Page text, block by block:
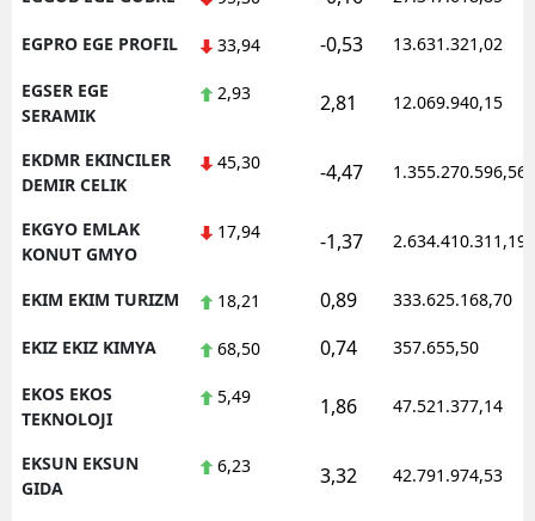
EGPRO EGE PROFIL 33,94 -0,53 13.631.321,02
EGSER EGE
SERAMIK
2,93 2,81 12.069.940,15
EKDMR EKINCILER
DEMIR CELIK
45,30 -4,47 1.355.270.596,56
EKGYO EMLAK
KONUT GMYO
17,94 -1,37 2.634.410.311,19
EKIM EKIM TURIZM 18,21 0,89 333.625.168,70
EKIZ EKIZ KIMYA 68,50 0,74 357.655,50
EKOS EKOS
TEKNOLOJI
5,49 1,86 47.521.377,14
EKSUN EKSUN
GIDA
6,23 3,32 42.791.974,53